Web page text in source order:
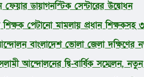
ফেয়ার ডায়াগনস্টিক সেন্টারের উদ্বোধন
শিক্ষক পেটানো মামলায় প্রধান শিক্ষকসহ
বাংলাদেশ ভোলা জেলা দক্ষিণের
আন্দোলনের দ্বি-বার্ষিক সম্মেলন,